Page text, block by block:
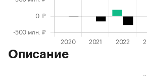
Описание